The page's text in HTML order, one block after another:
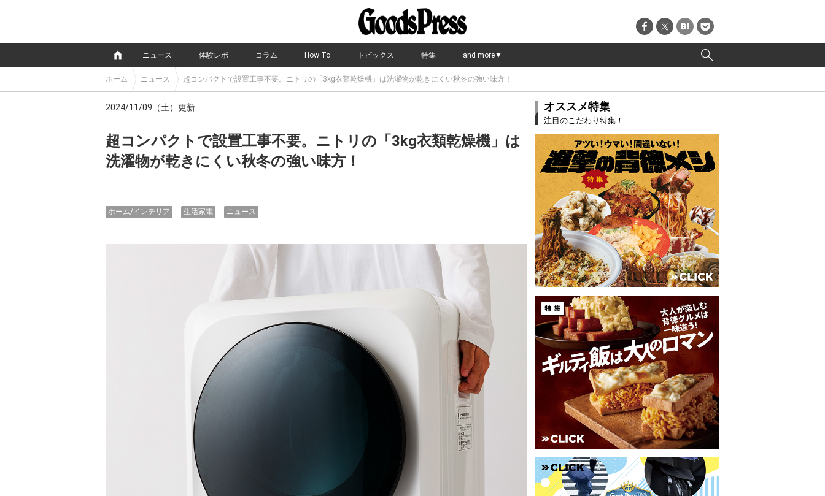
ニュース 体験レポ コラム How To トピックス 特集 and more▼
ホーム ニュース 超コンパクトで設置工事不要。ニトリの「3kg衣類乾燥機」は洗濯物が乾きにくい秋冬の強い味方！
2024/11/09（土）更新
超コンパクトで設置工事不要。ニトリの「3kg衣類乾燥機」は
洗濯物が乾きにくい秋冬の強い味方！
ホーム/インテリア 生活家電 ニュース
オススメ特集
注目のこだわり特集！